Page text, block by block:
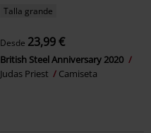
Talla grande
Desde 23,99 €
British Steel Anniversary 2020
Judas Priest
Camiseta